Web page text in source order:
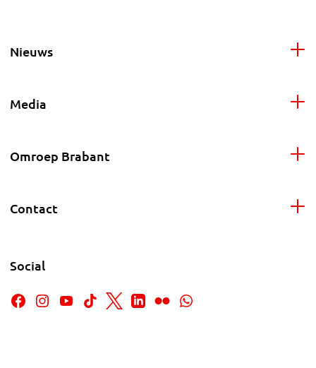
Nieuws
Media
Omroep Brabant
Contact
Social